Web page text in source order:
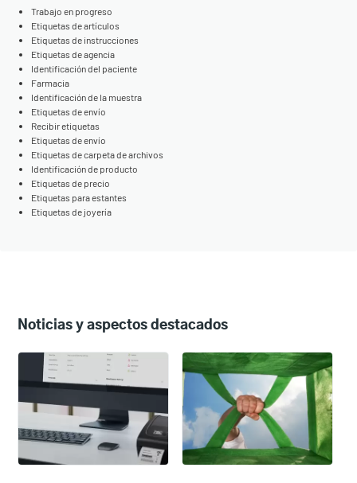
Trabajo en progreso
Etiquetas de artículos
Etiquetas de instrucciones
Etiquetas de agencia
Identificación del paciente
Farmacia
Identificación de la muestra
Etiquetas de envío
Recibir etiquetas
Etiquetas de envío
Etiquetas de carpeta de archivos
Identificación de producto
Etiquetas de precio
Etiquetas para estantes
Etiquetas de joyería
Noticias y aspectos destacados